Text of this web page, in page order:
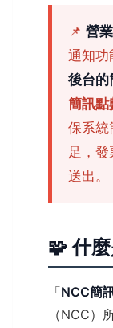
📌 營
通知功
後台的
簡訊點
保系統
足，
送出。
🧩 什
「NCC簡
（NCC）